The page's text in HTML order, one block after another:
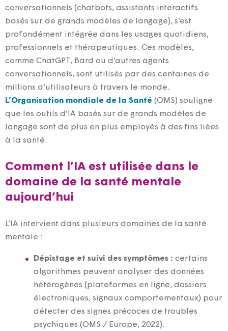
conversationnels (chatbots, assistants interactifs
basés sur de grands modèles de langage), s’est
profondément intégrée dans les usages quotidiens,
professionnels et thérapeutiques. Ces modèles,
comme ChatGPT, Bard ou d’autres agents
conversationnels, sont utilisés par des centaines de
millions d’utilisateurs à travers le monde.
L’Organisation mondiale de la Santé (OMS) souligne
que les outils d’IA basés sur de grands modèles de
langage sont de plus en plus employés à des fins liées
à la santé.
Comment l’IA est utilisée dans le
domaine de la santé mentale
aujourd’hui
L’IA intervient dans plusieurs domaines de la santé
mentale :
Dépistage et suivi des symptômes : certains
algorithmes peuvent analyser des données
hétérogènes (plateformes en ligne, dossiers
électroniques, signaux comportementaux) pour
détecter des signes précoces de troubles
psychiques (OMS / Europe, 2022).